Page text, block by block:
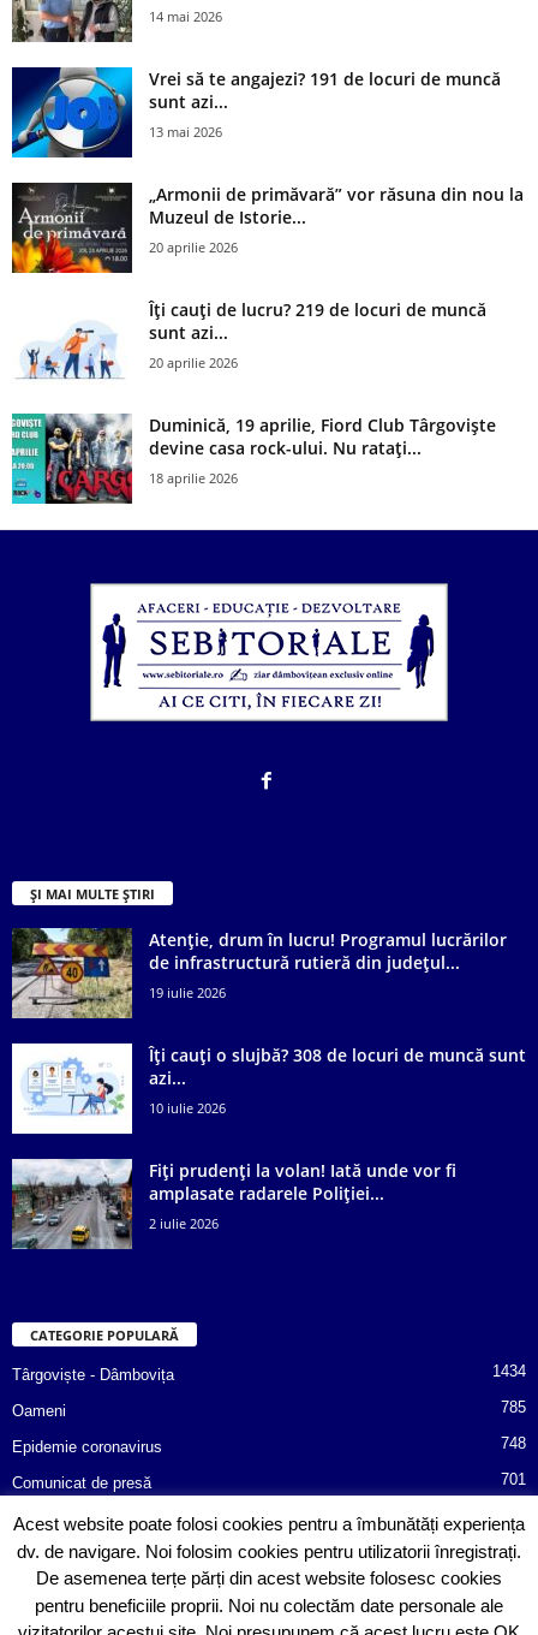
14 mai 2026
Vrei să te angajezi? 191 de locuri de muncă
sunt azi...
13 mai 2026
„Armonii de primăvară” vor răsuna din nou la
Muzeul de Istorie...
20 aprilie 2026
Îți cauți de lucru? 219 de locuri de muncă
sunt azi...
20 aprilie 2026
Duminică, 19 aprilie, Fiord Club Târgoviște
devine casa rock-ului. Nu ratați...
18 aprilie 2026
ȘI MAI MULTE ȘTIRI
Atenție, drum în lucru! Programul lucrărilor
de infrastructură rutieră din județul...
19 iulie 2026
Îți cauți o slujbă? 308 de locuri de muncă sunt
azi...
10 iulie 2026
Fiți prudenți la volan! Iată unde vor fi
amplasate radarele Poliției...
2 iulie 2026
CATEGORIE POPULARĂ
Târgoviște - Dâmbovița 1434
Oameni 785
Epidemie coronavirus 748
Comunicat de presă 701
Afaceri 487
Poliția informează! 366
Consiliul Județean Dâmbovița
Acest website poate folosi cookies pentru a îmbunătăți experiența
dv. de navigare. Noi folosim cookies pentru utilizatorii înregistrați.
De asemenea terțe părți din acest website folosesc cookies
pentru beneficiile proprii. Noi nu colectăm date personale ale